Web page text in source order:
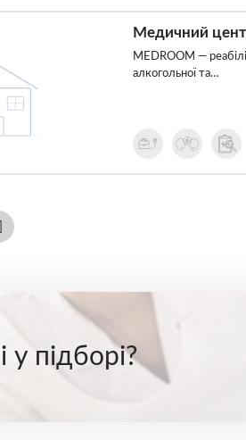
Медичний
MEDROOM —
алкогольної та…
у підборі?